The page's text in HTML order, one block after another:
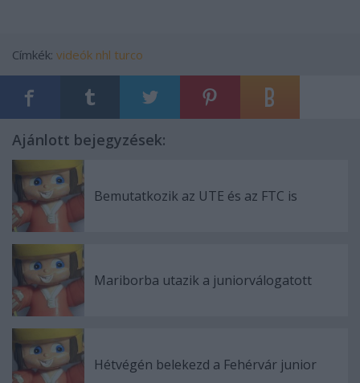
Címkék: videók nhl turco
Ajánlott bejegyzések:
Bemutatkozik az UTE és az FTC is
Mariborba utazik a juniorválogatott
Hétvégén belekezd a Fehérvár junior